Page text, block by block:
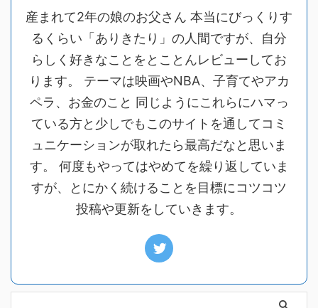
産まれて2年の娘のお父さん 本当にびっくりす
るくらい「ありきたり」の人間ですが、自分
らしく好きなことをとことんレビューしてお
ります。 テーマは映画やNBA、子育てやアカ
ペラ、お金のこと 同じようにこれらにハマっ
ている方と少しでもこのサイトを通してコミ
ュニケーションが取れたら最高だなと思いま
す。 何度もやってはやめてを繰り返していま
すが、とにかく続けることを目標にコツコツ
投稿や更新をしていきます。